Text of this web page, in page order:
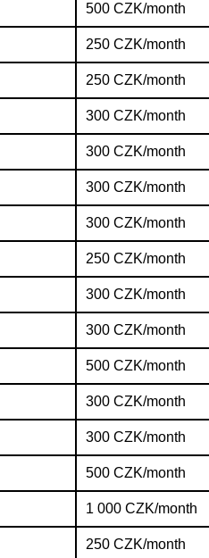
500 CZK/month
250 CZK/month
250 CZK/month
300 CZK/month
300 CZK/month
300 CZK/month
300 CZK/month
250 CZK/month
300 CZK/month
300 CZK/month
500 CZK/month
300 CZK/month
300 CZK/month
500 CZK/month
1 000 CZK/month
250 CZK/month